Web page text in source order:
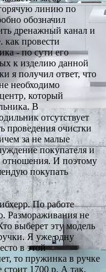
линию по
обозначил
дренажный канал и
как провести
- по сути его
к изделию данной
я получил ответ, что
необходимо
который
В
отсутствует
проведения очистки
за не малые
покупателя и
отношения. И поэтому
покупать
По работе
Размораживания не
выберет эту модель
Я уже одну
в этой
то пружинка в ручке
стоит 1700 р. А так,